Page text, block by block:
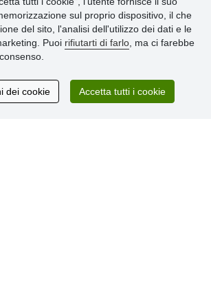
cookie
Privacy
sul proprio dispositivo, il che
del sito, l'analisi dell'utilizzo dei dati e le
Puoi rifiutarti di farlo , ma ci farebbe
dei cookie Accetta tutti i cookie